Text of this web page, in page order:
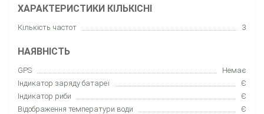
ХАРАКТЕРИСТИКИ КІЛЬКІСНІ
Кількість частот 3
НАЯВНІСТЬ
GPS
Немає
Індикатор заряду батареї
Є
Індикатор риби
Є
Відображення температури води
Є